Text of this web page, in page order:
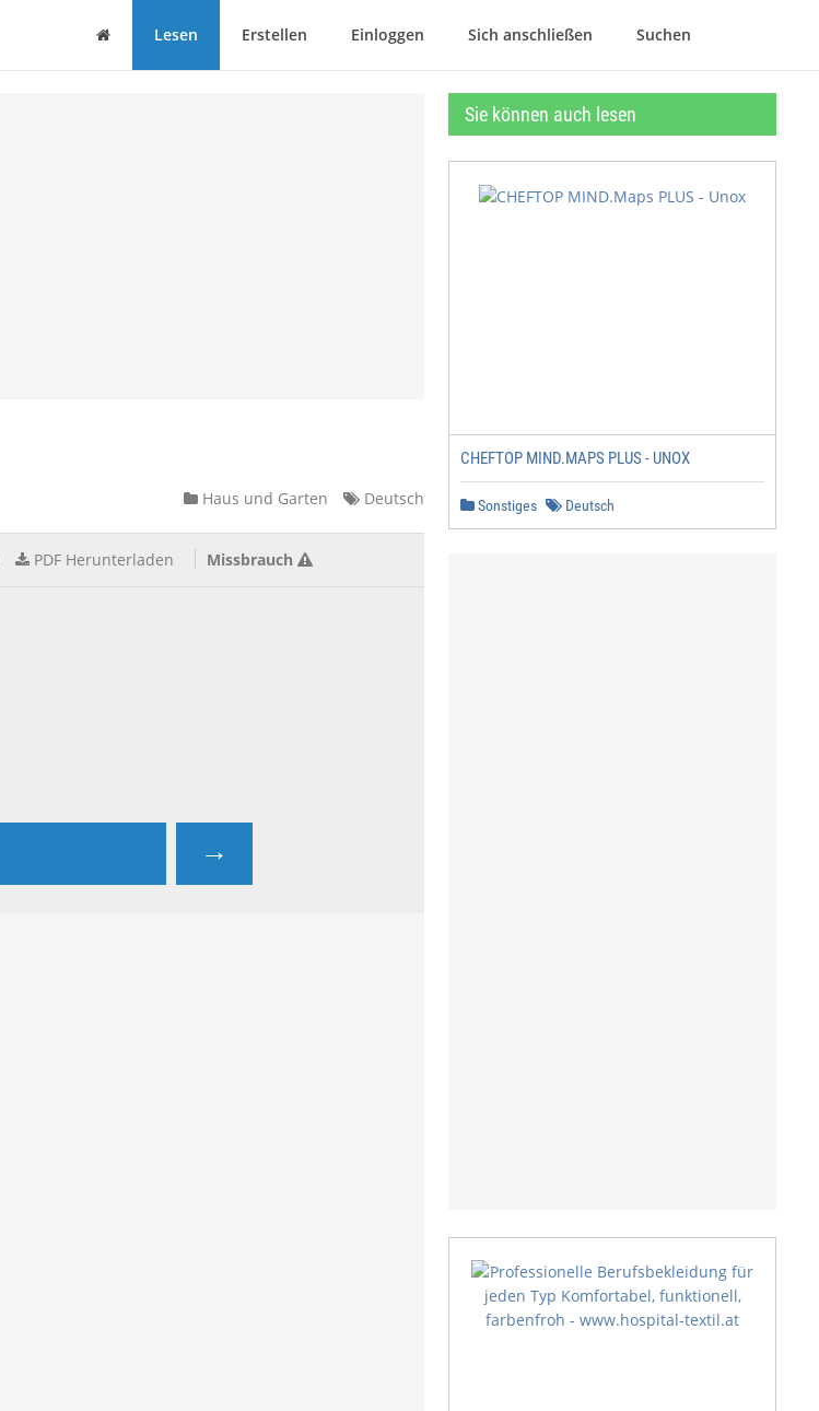
Haus Lesen Erstellen Einloggen Sich anschließen Suchen
Haus und Garten Deutsch
PDF Herunterladen Missbrauch
→
Sie können auch lesen
CHEFTOP MIND.MAPS PLUS - UNOX
Sonstiges Deutsch